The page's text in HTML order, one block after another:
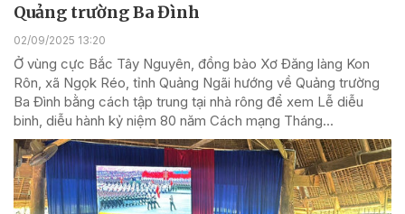
Quảng trường Ba Đình
02/09/2025 13:20
Ở vùng cực Bắc Tây Nguyên, đồng bào Xơ Đăng làng Kon
Rôn, xã Ngọk Réo, tỉnh Quảng Ngãi hướng về Quảng trường
Ba Đình bằng cách tập trung tại nhà rông để xem Lễ diễu
binh, diễu hành kỷ niệm 80 năm Cách mạng Tháng...